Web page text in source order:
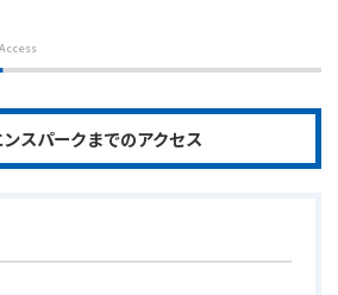
Access
スパークまでのアクセス